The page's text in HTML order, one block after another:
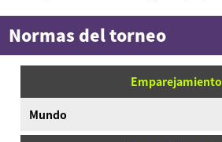
Normas del torneo
Emparejamiento
Mundo